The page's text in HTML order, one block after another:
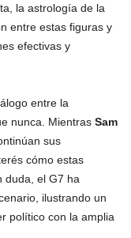
la astrología de la
entre estas figuras y
efectivas y
entre la
nunca. Mientras Sam
sus
cómo estas
duda, el G7 ha
ilustrando un
político con la amplia